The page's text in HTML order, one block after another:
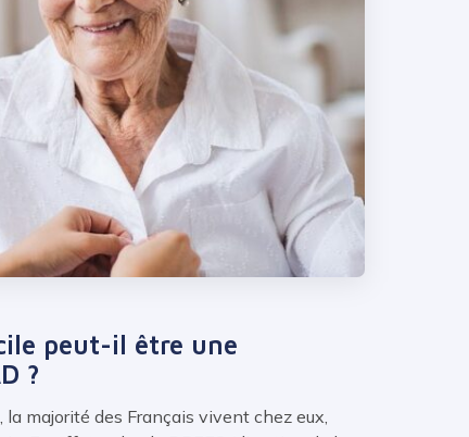
peut-il être une
?
majorité des Français vivent chez eux,